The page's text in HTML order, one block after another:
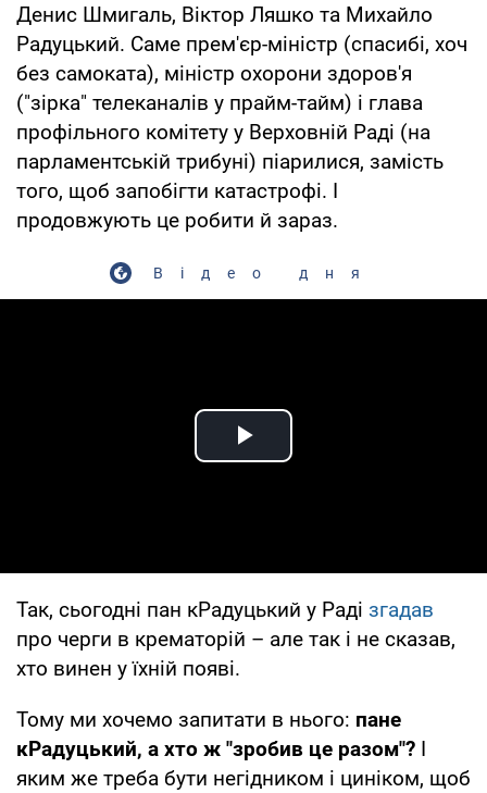
Денис Шмигаль, Віктор Ляшко та Михайло
Радуцький. Саме прем'єр-міністр (спасибі, хоч
без самоката), міністр охорони здоров'я
("зірка" телеканалів у прайм-тайм) і глава
профільного комітету у Верховній Раді (на
парламентській трибуні) піарилися, замість
того, щоб запобігти катастрофі. І
продовжують це робити й зараз.
Відео дня
Play Video
Так, сьогодні пан кРадуцький у Раді згадав
про черги в крематорій – але так і не сказав,
хто винен у їхній появі.
Тому ми хочемо запитати в нього: пане
кРадуцький, а хто ж "зробив це разом"? І
яким же треба бути негідником і циніком, щоб